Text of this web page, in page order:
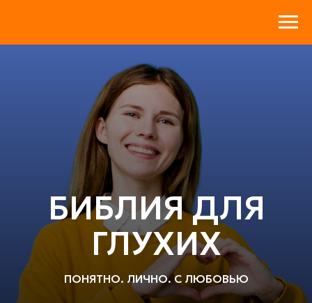
ПОНЯТНО. ЛИЧНО. С ЛЮБОВЬЮ
БИБЛИЯ ДЛЯ
ГЛУХИХ